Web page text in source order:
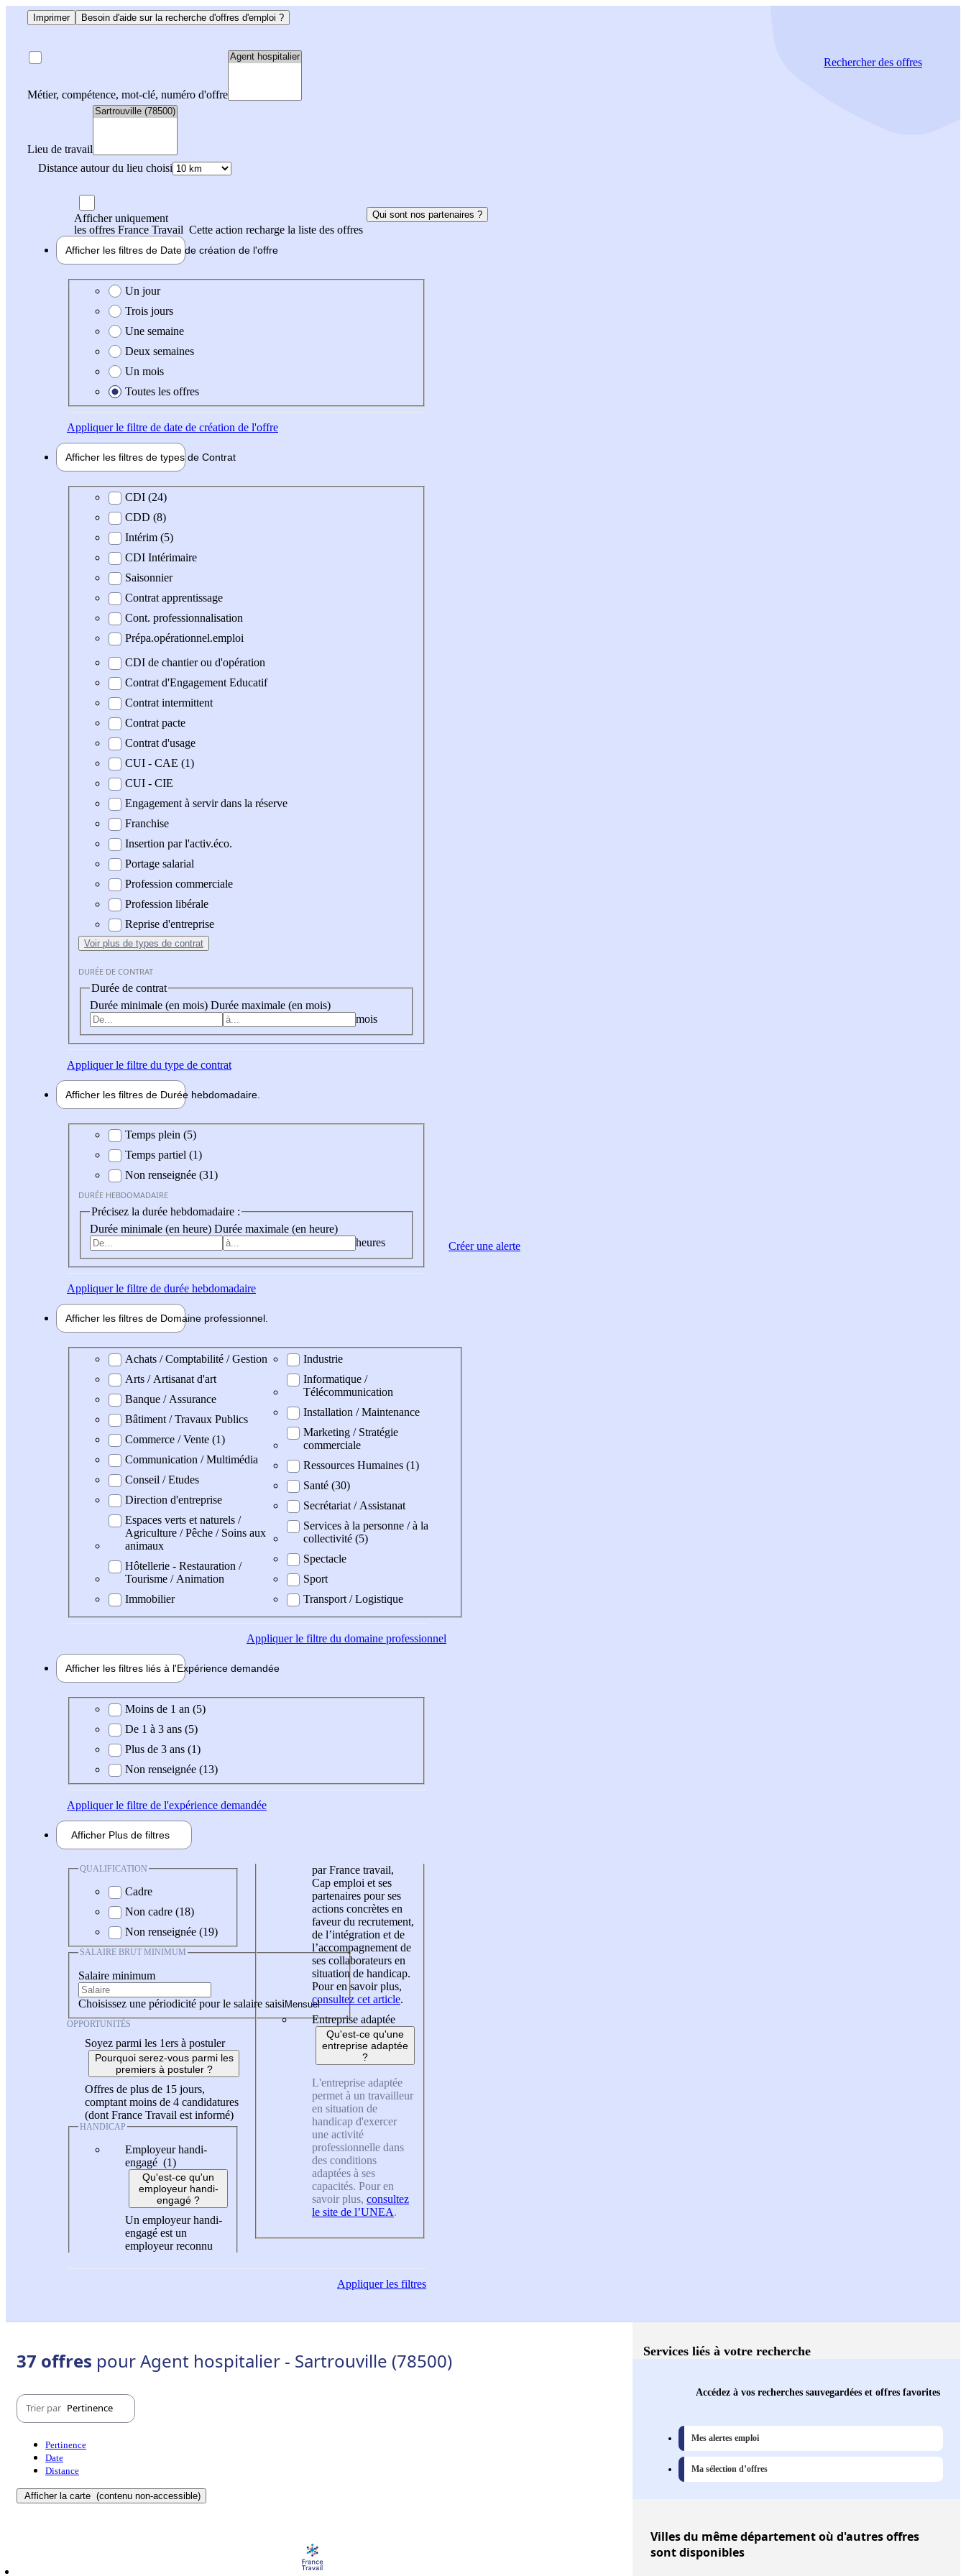
Imprimer Besoin d'aide sur la recherche d'offres d'emploi ?
Métier, compétence, mot-clé, numéro d'offre
Lieu de travail
Distance autour du lieu choisi
Rechercherdes offres
Afficher uniquement
les offres France Travail Cette action recharge la liste des offres
Qui sont nos partenaires ?
Afficher les filtres de Date de création de l'offre
Date de création de l'offre
Un jour
Trois jours
Une semaine
Deux semaines
Un mois
Toutes les offres
Appliquerle filtre de date de création de l'offre
Afficher les filtres de types de Contrat
Type de contratCDI (24)
CDD (8)
Intérim (5)
CDI Intérimaire
Saisonnier
Contrat apprentissage
Cont. professionnalisation
Prépa.opérationnel.emploi
CDI de chantier ou d'opération
Contrat d'Engagement Educatif
Contrat intermittent
Contrat pacte
Contrat d'usage
CUI - CAE (1)
CUI - CIE
Engagement à servir dans la réserve
Franchise
Insertion par l'activ.éco.
Portage salarial
Profession commerciale
Profession libérale
Reprise d'entreprise
Voir plus de types de contrat
DURÉE DE CONTRAT
Durée de contrat
Durée minimale (en mois) Durée maximale (en mois)
mois
Appliquerle filtre du type de contrat
Afficher les filtres de Durée hebdomadaire
Durée hebdomadaire
Temps plein (5)
Temps partiel (1)
Non renseignée (31)
DURÉE HEBDOMADAIRE
Précisez la durée hebdomadaire :
Durée minimale (en heure) Durée maximale (en heure)
heures
Appliquerle filtre de durée hebdomadaire
Afficher les filtres de Domaine professionnel
Domaine professionel
Achats / Comptabilité / Gestion
Arts / Artisanat d'art
Banque / Assurance
Bâtiment / Travaux Publics
Commerce / Vente (1)
Communication / Multimédia
Conseil / Etudes
Direction d'entreprise
Espaces verts et naturels /
Agriculture / Pêche / Soins aux
animaux
Hôtellerie - Restauration /
Tourisme / Animation
Immobilier
Industrie
Informatique /
Télécommunication
Installation / Maintenance
Marketing / Stratégie
commerciale
Ressources Humaines (1)
Santé (30)
Secrétariat / Assistanat
Services à la personne / à la
collectivité (5)
Spectacle
Sport
Transport / Logistique
Appliquerle filtre du domaine professionnel
Afficher les filtres liés à l'Expérience demandée
Expérience demandée
Moins de 1 an (5)
De 1 à 3 ans (5)
Plus de 3 ans (1)
Non renseignée (13)
Appliquerle filtre de l'expérience demandée
Afficher Plus de filtres
QUALIFICATION
Cadre
Non cadre (18)
Non renseignée (19)
SALAIRE BRUT MINIMUM
Salaire minimum
Choisissez une périodicité pour le salaire saisi
OPPORTUNITÉS
Soyez parmi les 1ers à postuler
Pourquoi serez-vous parmi les
premiers à postuler ?
Offres de plus de 15 jours,
comptant moins de 4 candidatures
(dont France Travail est informé)
HANDICAP
Employeur handi-
engagé (1)
Qu'est-ce qu'un
employeur handi-
engagé ?
Un employeur handi-
engagé est un
employeur reconnu
par France travail,
Cap emploi et ses
partenaires pour ses
actions concrètes en
faveur du recrutement,
de l’intégration et de
l’accompagnement de
ses collaborateurs en
situation de handicap.
Pour en savoir plus,
consultez cet article.
Entreprise adaptée
Qu'est-ce qu'une
entreprise adaptée
?
L'entreprise adaptée
permet à un travailleur
en situation de
handicap d'exercer
une activité
professionnelle dans
des conditions
adaptées à ses
capacités. Pour en
savoir plus, consultez
le site de l’UNEA.
Appliquerles filtres
Créer une alerte
37 offres pour Agent hospitalier - Sartrouville (78500)
Trier par Pertinence
Pertinence
Date
Distance
Afficher la carte (contenu non-accessible)
Services liés à votre recherche
Accédez à vos recherches sauvegardées et offres favorites
Mes alertes emploi
Ma sélection d’offres
Villesdu même département où d'autres offres
sont disponibles